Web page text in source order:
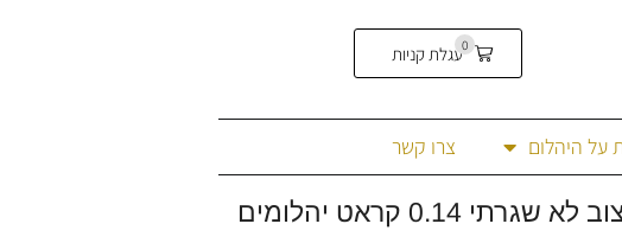
0עגלת קניות
על היהלום צרו קשר
0.14 קראט יהלומים